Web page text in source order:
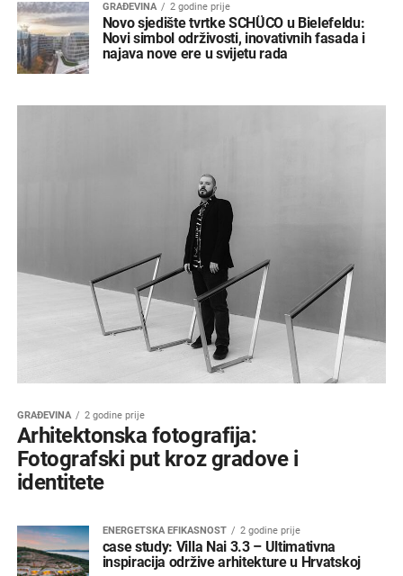
GRAĐEVINA 2 godine prije
Novo sjedište tvrtke SCHÜCO u Bielefeldu:
Novi simbol održivosti, inovativnih fasada i
najava nove ere u svijetu rada
GRAĐEVINA 2 godine prije
Arhitektonska fotografija:
Fotografski put kroz gradove i
identitete
ENERGETSKA EFIKASNOST 2 godine prije
case study: Villa Nai 3.3 – Ultimativna
inspiracija održive arhitekture u Hrvatskoj